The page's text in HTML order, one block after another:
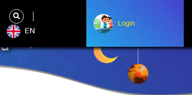
EN
Login
Login